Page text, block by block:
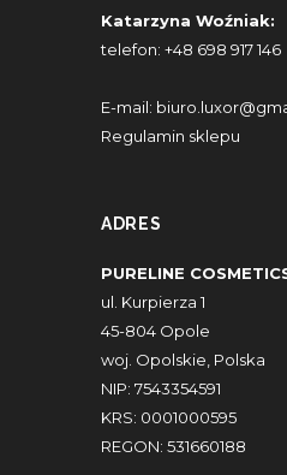
Katarzyna Woźniak:
telefon: +48 698 917 146
E-mail:
Regulamin sklepu
ADRES
PURELINE
ul. Kurpierza 1
45-804 Opole
woj. Opolskie, Polska
NIP: 7543354591
KRS: 0001000595
REGON: 531660188